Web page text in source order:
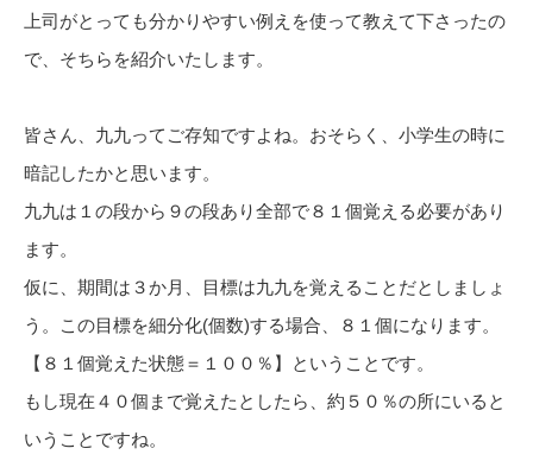
上司がとっても分かりやすい例えを使って教えて下さったの
で、そちらを紹介いたします。
皆さん、九九ってご存知ですよね。おそらく、小学生の時に
暗記したかと思います。
九九は１の段から９の段あり全部で８１個覚える必要があり
ます。
仮に、期間は３か月、目標は九九を覚えることだとしましょ
う。この目標を細分化(個数)する場合、８１個になります。
【８１個覚えた状態＝１００％】ということです。
もし現在４０個まで覚えたとしたら、約５０％の所にいると
いうことですね。